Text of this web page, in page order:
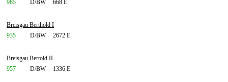
985
D/BW 668 E
Breisgau Berthold I
935
D/BW 2672 E
Breisgau Bertold II
957
D/BW 1336 E